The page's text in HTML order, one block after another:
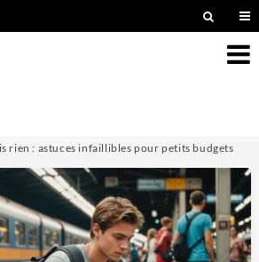
rien : astuces infaillibles pour petits budgets